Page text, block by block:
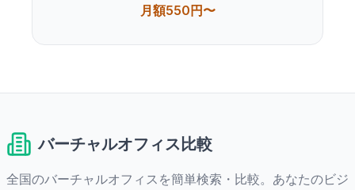
月額550円〜
バーチャルオフィス比較
全国のバーチャルオフィスを簡単検索・比較。あなたのビジ